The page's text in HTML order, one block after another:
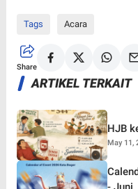
Tags Acara
Share
ARTIKEL TERKAIT
HJB
May 11,